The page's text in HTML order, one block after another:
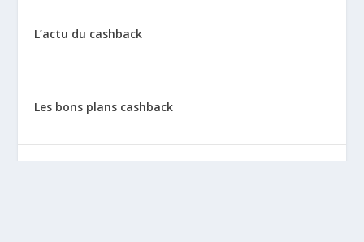
L’actu du cashback
Les bons plans cashback